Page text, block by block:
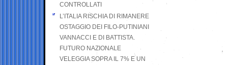
CONTROLLATI
L’ITALIA RISCHIA DI RIMANERE
OSTAGGIO DEI FILO-PUTINIANI
VANNACCI E DI BATTISTA.
FUTURO NAZIONALE
VELEGGIA SOPRA IL 7% E UN